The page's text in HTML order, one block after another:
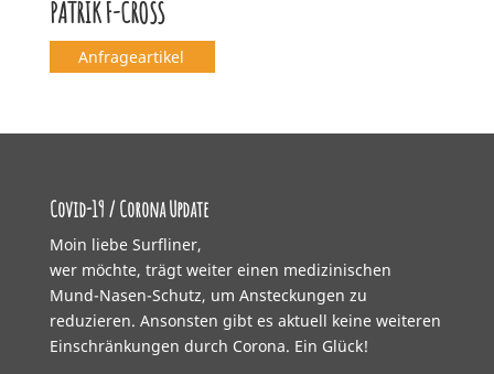
PATRIK F-CROSS
Anfrageartikel
Covid-19 / Corona Update
Moin liebe Surfliner,
wer möchte, trägt weiter einen medizinischen
Mund-Nasen-Schutz, um Ansteckungen zu
reduzieren. Ansonsten gibt es aktuell keine weiteren
Einschränkungen durch Corona. Ein Glück!